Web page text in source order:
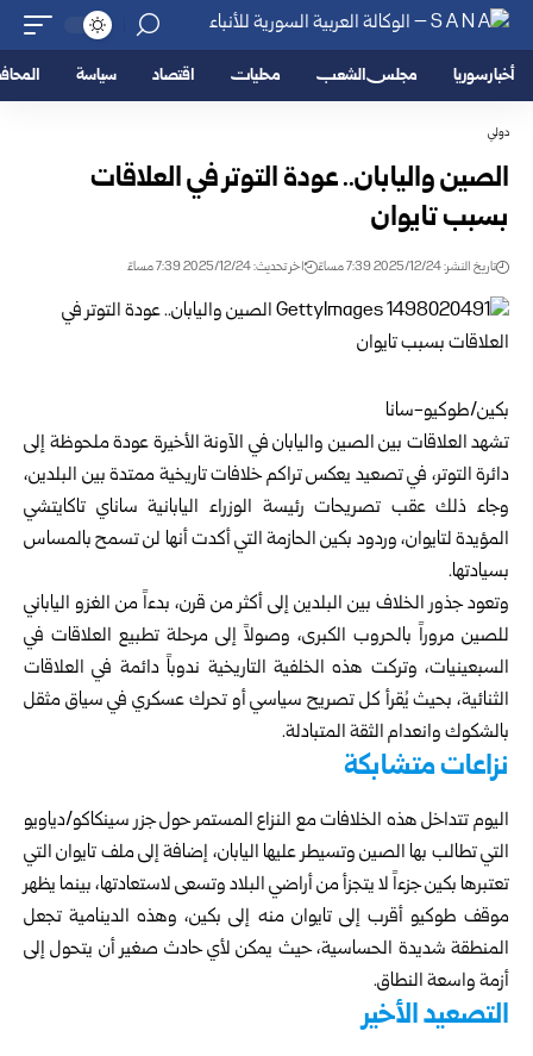
أخبار سوريا مجلس الشعب محليات اقتصاد سياسة
دولي
الصين واليابان.. عودة التوتر في العلاقات
بسبب تايوان
تاريخ النشر: 2025/12/24 7:39 مساءً اخر تحديث: 2025/12/24 7:39 مساءً
بكين/طوكيو-سانا
تشهد العلاقات بين الصين واليابان في الآونة الأخيرة عودة ملحوظة إلى
دائرة التوتر، في تصعيد يعكس تراكم خلافات تاريخية ممتدة بين البلدين،
وجاء ذلك عقب تصريحات رئيسة الوزراء اليابانية ساناي تاكايتشي
المؤيدة لتايوان، وردود بكين الحازمة التي أكدت أنها لن تسمح بالمساس
بسيادتها.
وتعود جذور الخلاف بين البلدين إلى أكثر من قرن، بدءاً من الغزو الياباني
للصين مروراً بالحروب الكبرى، وصولاً إلى مرحلة تطبيع العلاقات في
السبعينيات، وتركت هذه الخلفية التاريخية ندوباً دائمة في العلاقات
الثنائية، بحيث يُقرأ كل تصريح سياسي أو تحرك عسكري في سياق مثقل
بالشكوك وانعدام الثقة المتبادلة.
نزاعات متشابكة
اليوم تتداخل هذه الخلافات مع النزاع المستمر حول جزر سينكاكو/دياويو
التي تطالب بها الصين وتسيطر عليها اليابان، إضافة إلى ملف تايوان التي
تعتبرها بكين جزءاً لا يتجزأ من أراضي البلاد وتسعى لاستعادتها، بينما يظهر
موقف طوكيو أقرب إلى تايوان منه إلى بكين، وهذه الدينامية تجعل
المنطقة شديدة الحساسية، حيث يمكن لأي حادث صغير أن يتحول إلى
أزمة واسعة النطاق.
التصعيد الأخير